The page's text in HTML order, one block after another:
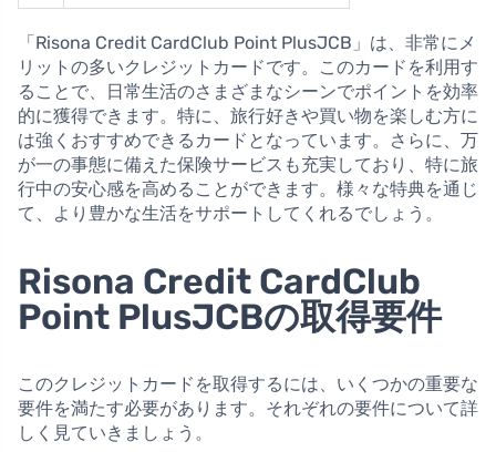
「Risona Credit CardClub Point PlusJCB」は、非常にメ
リットの多いクレジットカードです。このカードを利用す
ることで、日常生活のさまざまなシーンでポイントを効率
的に獲得できます。特に、旅行好きや買い物を楽しむ方に
は強くおすすめできるカードとなっています。さらに、万
が一の事態に備えた保険サービスも充実しており、特に旅
行中の安心感を高めることができます。様々な特典を通じ
て、より豊かな生活をサポートしてくれるでしょう。
Risona Credit CardClub
Point PlusJCBの取得要件
このクレジットカードを取得するには、いくつかの重要な
要件を満たす必要があります。それぞれの要件について詳
しく見ていきましょう。